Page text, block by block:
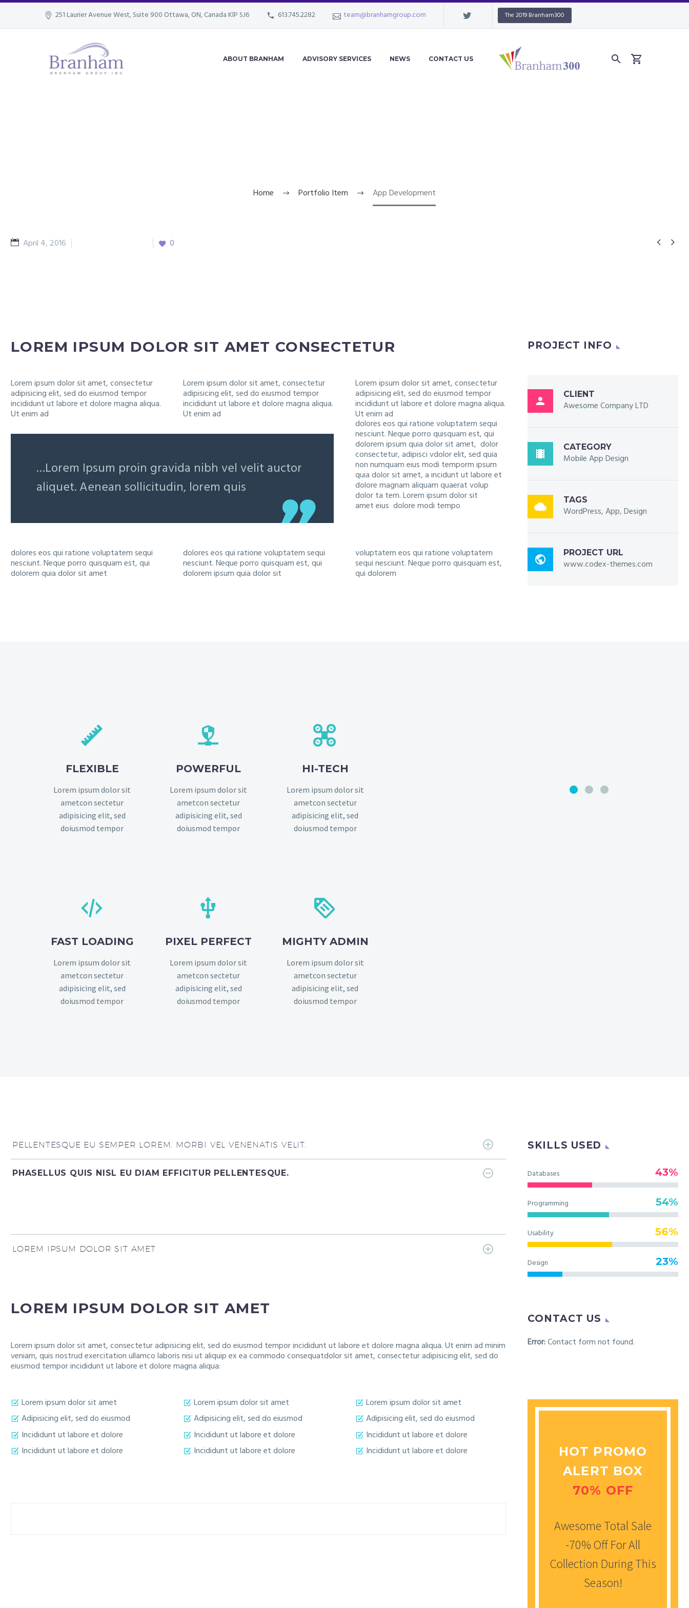
251 Laurier Avenue West, Suite 900 Ottawa, ON, Canada KlP SJ6 613.745.2282 team@branhamgroup.com The 2019 Branham300
ABOUT BRANHAM ADVISORY SERVICES NEWS CONTACT US
Home Portfolio Item App Development
 
April 4, 2016 0
LOREM IPSUM DOLOR SIT AMET CONSECTETUR
Lorem ipsum dolor sit amet, consectetur
adipisicing elit, sed do eiusmod tempor
incididunt ut labore et dolore magna aliqua.
Ut enim ad
Lorem ipsum dolor sit amet, consectetur
adipisicing elit, sed do eiusmod tempor
incididunt ut labore et dolore magna aliqua.
Ut enim ad
Lorem ipsum dolor sit amet, consectetur
adipisicing elit, sed do eiusmod tempor
incididunt ut labore et dolore magna aliqua.
Ut enim ad
…Lorem Ipsum proin gravida nibh vel velit auctor
aliquet. Aenean sollicitudin, lorem quis
dolores eos qui ratione voluptatem sequi
nesciunt. Neque porro quisquam est, qui
dolorem ipsum quia dolor sit amet, dolor
consectetur, adipisci vdolor elit, sed quia
non numquam eius modi temporm ipsum
quia dolor sit amet, a incidunt ut labore et
dolore magnam aliquam quaerat volup
dolor ta tem. Lorem ipsum dolor sit
amet eius dolore modi tempo
dolores eos qui ratione voluptatem sequi
nesciunt. Neque porro quisquam est, qui
dolorem quia dolor sit amet
dolores eos qui ratione voluptatem sequi
nesciunt. Neque porro quisquam est, qui
dolorem ipsum quia dolor sit
voluptatem eos qui ratione voluptatem
sequi nesciunt. Neque porro quisquam est,
qui dolorem
PROJECT INFO

CLIENT
Awesome Company LTD

CATEGORY
Mobile App Design

TAGS
WordPress, App, Design

PROJECT URL
www.codex-themes.com


FLEXIBLE
Lorem ipsum dolor sit
ametcon sectetur
adipisicing elit, sed
doiusmod tempor


POWERFUL
Lorem ipsum dolor sit
ametcon sectetur
adipisicing elit, sed
doiusmod tempor


HI-TECH
Lorem ipsum dolor sit
ametcon sectetur
adipisicing elit, sed
doiusmod tempor


FAST LOADING
Lorem ipsum dolor sit
ametcon sectetur
adipisicing elit, sed
doiusmod tempor


PIXEL PERFECT
Lorem ipsum dolor sit
ametcon sectetur
adipisicing elit, sed
doiusmod tempor


MIGHTY ADMIN
Lorem ipsum dolor sit
ametcon sectetur
adipisicing elit, sed
doiusmod tempor
PELLENTESQUE EU SEMPER LOREM. MORBI VEL VENENATIS VELIT.
PHASELLUS QUIS NISL EU DIAM EFFICITUR PELLENTESQUE.
LOREM IPSUM DOLOR SIT AMET
LOREM IPSUM DOLOR SIT AMET
Lorem ipsum dolor sit amet, consectetur adipisicing elit, sed do eiusmod tempor incididunt ut labore et dolore magna aliqua. Ut enim ad minim
veniam, quis nostrud exercitation ullamco laboris nisi ut aliquip ex ea commodo consequatdolor sit amet, consectetur adipisicing elit, sed do
eiusmod tempor incididunt ut labore et dolore magna aliqua:
Lorem ipsum dolor sit amet
Adipisicing elit, sed do eiusmod
Incididunt ut labore et dolore
Incididunt ut labore et dolore
Lorem ipsum dolor sit amet
Adipisicing elit, sed do eiusmod
Incididunt ut labore et dolore
Incididunt ut labore et dolore
Lorem ipsum dolor sit amet
Adipisicing elit, sed do eiusmod
Incididunt ut labore et dolore
Incididunt ut labore et dolore
SKILLS USED
Databases 43%
Programming 54%
Usability 56%
Design 23%
CONTACT US
Error:Contact form not found.
HOT PROMO
ALERT BOX
70% OFF
Awesome Total Sale
-70% Off For All
Collection During This
Season!